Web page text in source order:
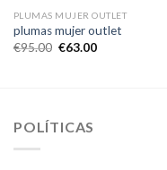
PLUMAS MUJER OUTLET
plumas mujer outlet
€95.00 €63.00
POLÍTICAS